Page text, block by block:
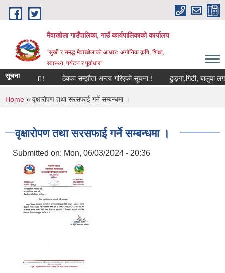
Skip to main content
मैवाखोला गाउँपालिका, गाउँ कार्यपालिकाको कार्यालय
“सुखी र समृद्ध मैवाखोलाको आधारः अर्गानिक कृषि, शिक्षा,
स्वास्थ्य, पर्यटन र पूर्वाधार”
मैवाखोला
सूचनासूचना ! ठेक्का सम्झौता अन्त्य गरिएको सूचना ! ढुङ्गा,गिटी, बालुवा
You are here
Home » वृक्षारोपण तथा सरसफाई गर्ने सम्बन्धमा ।
वृक्षारोपण तथा सरसफाई गर्ने सम्बन्धमा ।
Submitted on: Mon, 06/03/2024 - 20:36